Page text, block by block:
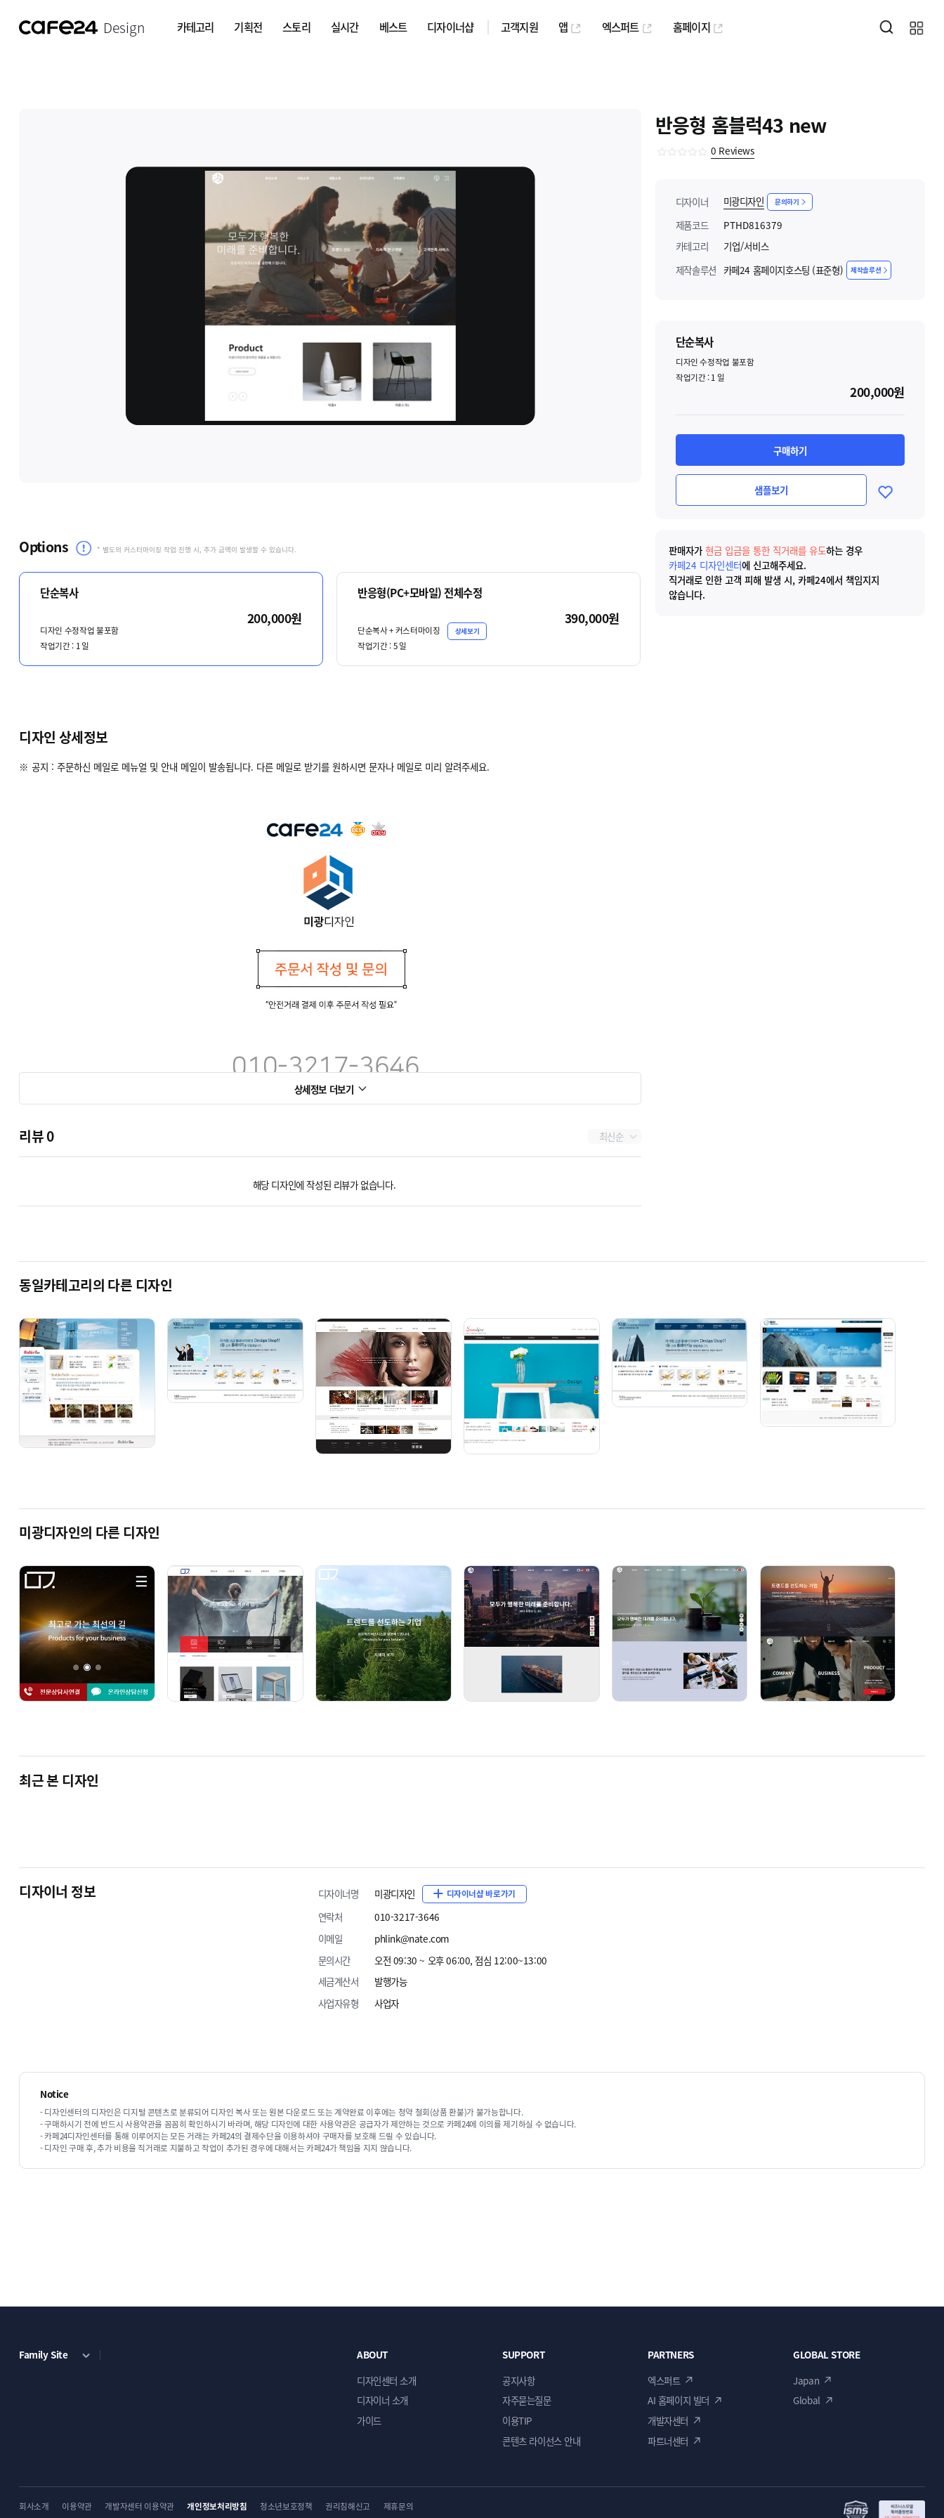
Design 카테고리 기획전 스토리 실시간 베스트 디자이너샵 고객지원 앱 엑스퍼트 홈페이지
Options * 별도의 커스터마이징 작업 진행 시, 추가 금액이 발생할 수 있습니다.
단순복사
디자인 수정작업 불포함
작업기간 : 1일
200,000원
반응형(PC+모바일) 전체수정
단순복사 + 커스터마이징 상세보기
작업기간 :5일
390,000원
디자인 상세정보
※ 공지 : 주문하신 메일로 메뉴얼 및 안내 메일이 발송됩니다. 다른 메일로 받기를 원하시면 문자나 메일로 미리 알려주세요.
상세정보 더보기
리뷰0 최신순
해당 디자인에 작성된 리뷰가 없습니다.
반응형 홈블럭43 new
0 Reviews
디자이너 미광디자인 문의하기
제품코드
PTHD816379
카테고리
기업/서비스
제작솔루션 카페24 홈페이지호스팅 (표준형) 제작솔루션
단순복사
디자인 수정작업 불포함
작업기간 :1일
200,000원
구매하기
샘플보기
판매자가현금 입금을 통한 직거래를 유도하는 경우
카페24 디자인센터에 신고해주세요.
직거래로 인한 고객 피해 발생 시, 카페24에서 책임지지
않습니다.
동일카테고리의 다른 디자인
미광디자인의 다른 디자인
최근 본 디자인
디자이너 정보 디자이너명 미광디자인 디자이너샵 바로가기
연락처
010-3217-3646
이메일
phlink@nate.com
문의시간
오전 09:30 ~ 오후 06:00, 점심 12:00~13:00
세금계산서
발행가능
사업자유형
사업자
Notice
- 디자인센터의 디자인은 디지털 콘텐츠로 분류되어 디자인 복사 또는 원본 다운로드 또는 계약완료 이후에는 청약 철회(상품 환불)가 불가능합니다.
- 구매하시기 전에 반드시 사용약관을 꼼꼼히 확인하시기 바라며, 해당 디자인에 대한 사용약관은 공급자가 제안하는 것으로 카페24에 이의를 제기하실 수 없습니다.
- 카페24디자인센터를 통해 이루어지는 모든 거래는 카페24의 결제수단을 이용하셔야 구매자를 보호해 드릴 수 있습니다.
- 디자인 구매 후, 추가 비용을 직거래로 지불하고 작업이 추가된 경우에 대해서는 카페24가 책임을 지지 않습니다.
Family Site
ABOUT
디자인센터 소개
디자이너 소개
가이드
SUPPORT
공지사항
자주묻는질문
이용TIP
콘텐츠 라이선스 안내
PARTNERS
엑스퍼트
AI 홈페이지 빌더
개발자센터
파트너센터
GLOBAL STORE
Japan
Global
회사소개 이용약관 개발자센터 이용약관 개인정보처리방침 청소년보호정책 권리침해신고 제휴문의